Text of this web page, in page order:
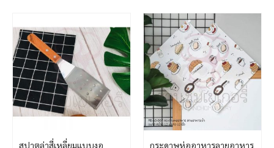
สปาตูล่าสี่เหลี่ยมแบบงอ
กระดาษห่ออาหารลายอาหาร